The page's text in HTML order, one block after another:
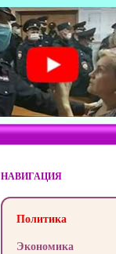
НАВИГАЦИЯ
Политика
Экономика